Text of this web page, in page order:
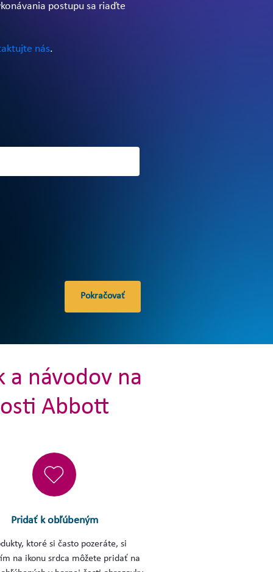
postupu sa riaďte
nás.
Pokračovať
a návodov na
Abbott
Pridať k obľúbeným
ktoré si často pozeráte, si
na ikonu srdca môžete pridať na